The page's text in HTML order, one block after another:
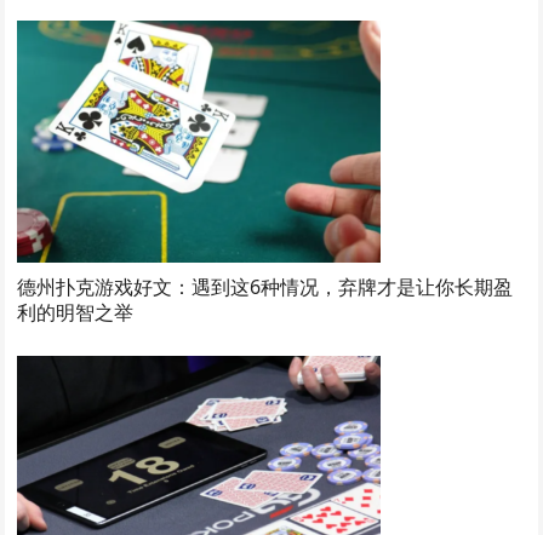
德州扑克游戏好文：遇到这6种情况，弃牌才是让你长期盈
利的明智之举